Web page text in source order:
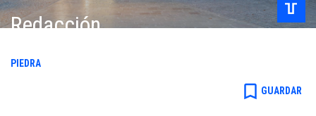
Redacción .
PIEDRA
bookmark_border GUARDAR